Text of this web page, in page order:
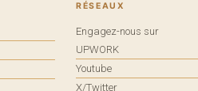
RÉSEAUX
Engagez-nous sur
UPWORK
Youtube
X/Twitter